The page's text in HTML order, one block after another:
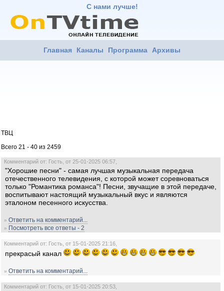
С нами лучше!
Главная Каналы Программа Архивы
ТВЦ
Всего 21 - 40 из 2459
Комментарий от: Гость, от 25-01-2025 06:57,
"Хорошие песни" - самая лучшая музыкальная передача
отечественного телевидения, с которой может соревноваться
только "Романтика романса"! Песни, звучащие в этой передаче,
воспитывают настоящий музыкальный вкус и являются
эталоном песенного искусства.
» Ответить на комментарий...
» Посмотреть все ответы - 2
Комментарий от: Гость, от 15-01-2025 21:16,
прекрасый канал
» Ответить на комментарий...
Комментарий от: Гость, от 15-01-2025 20:53,